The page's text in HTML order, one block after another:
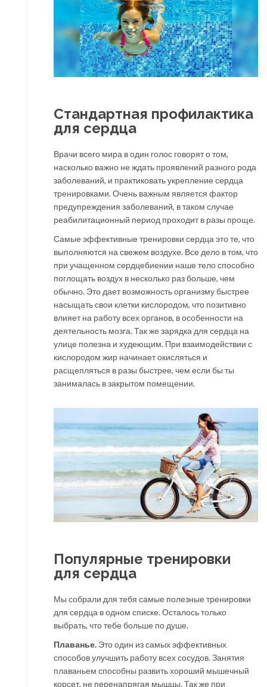
Стандартная профилактика
для сердца
Врачи всего мира в один голос говорят о том,
насколько важно не ждать проявлений разного рода
заболеваний, и практиковать укрепление сердца
тренировками. Очень важным является фактор
предупреждения заболеваний, в таком случае
реабилитационный период проходит в разы проще.
Самые эффективные тренировки сердца это те, что
выполняются на свежем воздухе. Все дело в том, что
при учащенном сердцебиении наше тело способно
поглощать воздух в несколько раз больше, чем
обычно. Это дает возможность организму быстрее
насыщать свои клетки кислородом, что позитивно
влияет на работу всех органов, в особенности на
деятельность мозга. Так же зарядка для сердца на
улице полезна и худеющим. При взаимодействии с
кислородом жир начинает окисляться и
расщепляться в разы быстрее, чем если бы ты
занималась в закрытом помещении.
Популярные тренировки
для сердца
Мы собрали для тебя самые полезные тренировки
для сердца в одном списке. Осталось только
выбрать, что тебе больше по душе.
Плаванье. Это один из самых эффективных
способов улучшить работу всех сосудов. Занятия
плаваньем способны развить хороший мышечный
корсет, не перенапрягая мышцы. Так же при